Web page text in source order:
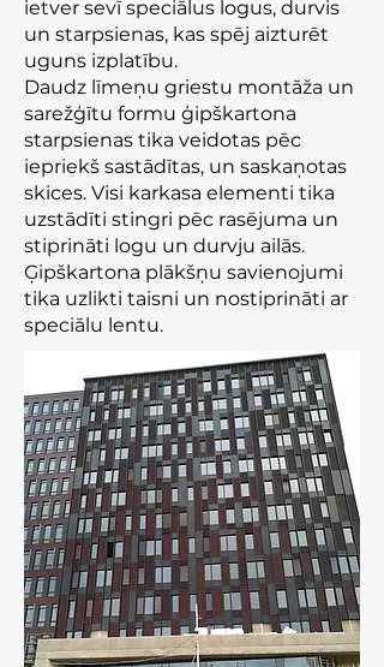
ietver sevī speciālus logus, durvis
un starpsienas, kas spēj aizturēt
uguns izplatību.
Daudz līmeņu griestu montāža un
sarežģītu formu ģipškartona
starpsienas tika veidotas pēc
iepriekš sastādītas, un saskaņotas
skices. Visi karkasa elementi tika
uzstādīti stingri pēc rasējuma un
stiprināti logu un durvju ailās.
Ģipškartona plākšņu savienojumi
tika uzlikti taisni un nostiprināti ar
speciālu lentu.